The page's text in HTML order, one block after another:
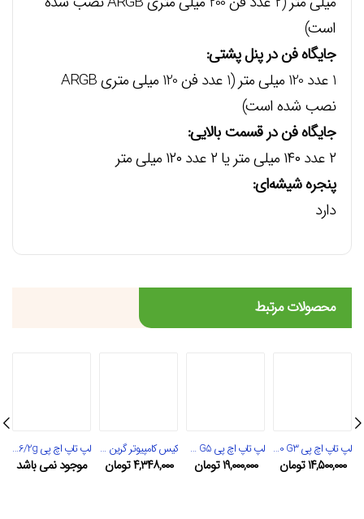
است)
جايگاه فن در پنل پشتي:
1 عدد 120 میلی متر (1 عدد فن 120 میلی متری ARGB
نصب شده است)
جايگاه فن در قسمت بالايي:
۲ عدد ۱۴۰ میلی متر یا ۲ عدد ۱۲۰ میلی متر
پنجره شيشه‌اي:
دارد
محصولات مرتبط
لپ تاپ اچ پی probook 650 G3
۱۴,۵۰۰,۰۰۰تومان
لپ تاپ اچ پی Elitebook 745 G5
۱۹,۰۰۰,۰۰۰تومان
کیس کامپیوتر گرین مدل surena z5
۴,۳۴۸,۰۰۰تومان
لپ تاپ اچ پی Zbook G3 15/i7/16/256/2g
موجود نمی‌ باشد